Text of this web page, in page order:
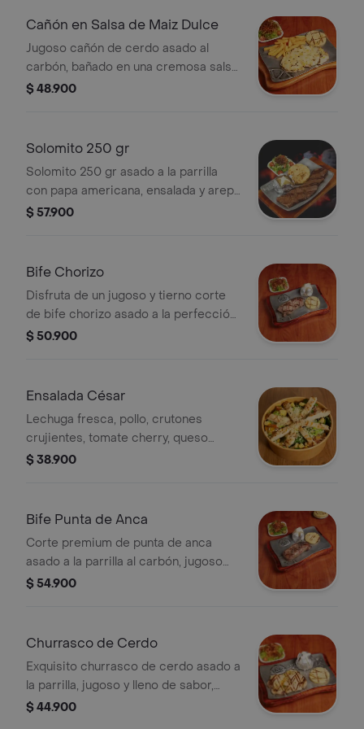
fresca con lechuga, tomate y
caramelizada.
Cañón en Salsa de Maiz Dulce
Jugoso cañón de cerdo asado al
carbón, bañado en una cremosa salsa
de maíz dulce con un toque ahumado.
ensalada con lechuga, tomate y
crocantes tiras de cebolla
caramelizada.
$ 48.900
Solomito 250 gr
Solomito 250 gr asado a la parrilla
con papa americana, ensalada y arepa
de queso.
$ 57.900
Bife Chorizo
Disfruta de un jugoso y tierno corte
de bife chorizo asado a la perfección,
acompañado de una arepa dorada,
crocante. servido sobre plancha
temperatura y sabor inigualables. ¡una
explosión de sabor para los amantes
de la carne!
$ 50.900
Ensalada César
Lechuga fresca, pollo, crutones
crujientes, tomate cherry, queso
parmesano y nuestra cremosa salsa
$ 38.900
Bife Punta de Anca
Corte premium de punta de anca
asado a la parrilla al carbón, jugoso
por dentro y con un toque ahumado
lechuga, tomate y crujientes tiras de
$ 54.900
Churrasco de Cerdo
Exquisito churrasco de cerdo asado a
la parrilla, jugoso y lleno de sabor,
servido sobre plancha caliente para
$ 44.900